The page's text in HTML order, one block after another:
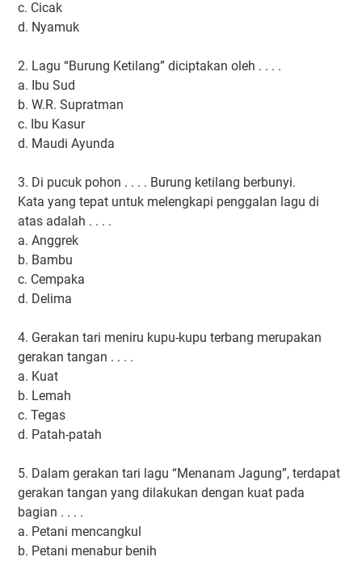
c. Cicak
d. Nyamuk
2. Lagu “Burung Ketilang” diciptakan oleh . . . .
a. Ibu Sud
b. W.R. Supratman
c. Ibu Kasur
d. Maudi Ayunda
3. Di pucuk pohon . . . . Burung ketilang berbunyi.
Kata yang tepat untuk melengkapi penggalan lagu di
atas adalah . . . .
a. Anggrek
b. Bambu
c. Cempaka
d. Delima
4. Gerakan tari meniru kupu-kupu terbang merupakan
gerakan tangan . . . .
a. Kuat
b. Lemah
c. Tegas
d. Patah-patah
5. Dalam gerakan tari lagu “Menanam Jagung”, terdapat
gerakan tangan yang dilakukan dengan kuat pada
bagian . . . .
a. Petani mencangkul
b. Petani menabur benih